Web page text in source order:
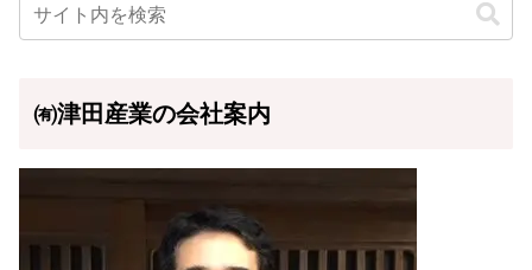
㈲津田産業の会社案内